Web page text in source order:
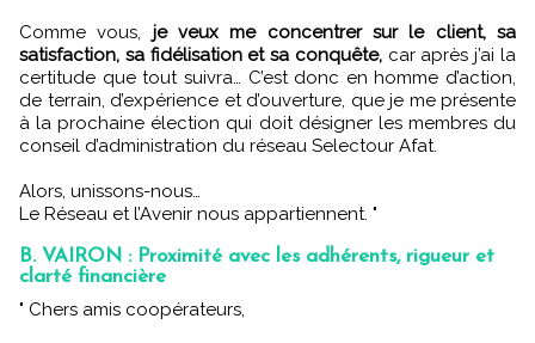
Comme vous, je veux me concentrer sur le client, sa
satisfaction, sa fidélisation et sa conquête,car après j’ai la
certitude que tout suivra… C’est donc en homme d’action,
de terrain, d’expérience et d’ouverture, que je me présente
à la prochaine élection qui doit désigner les membres du
conseil d’administration du réseau Selectour Afat.
Alors, unissons-nous…
Le Réseau et l’Avenir nous appartiennent. "
B. VAIRON : Proximité avec les adhérents, rigueur et
clarté financière
" Chers amis coopérateurs,